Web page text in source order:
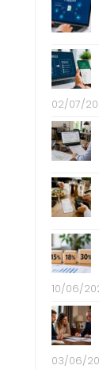
02/07/
10/06/
03/06/